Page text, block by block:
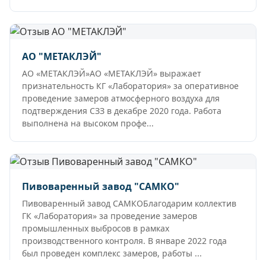
АО "МЕТАКЛЭЙ"
АО «МЕТАКЛЭЙ»АО «МЕТАКЛЭЙ» выражает
признательность КГ «Лаборатория» за оперативное
проведение замеров атмосферного воздуха для
подтверждения СЗЗ в декабре 2020 года. Работа
выполнена на высоком профе...
Пивоваренный завод "САМКО"
Пивоваренный завод САМКОБлагодарим коллектив
ГК «Лаборатория» за проведение замеров
промышленных выбросов в рамках
производственного контроля. В январе 2022 года
был проведен комплекс замеров, работы ...